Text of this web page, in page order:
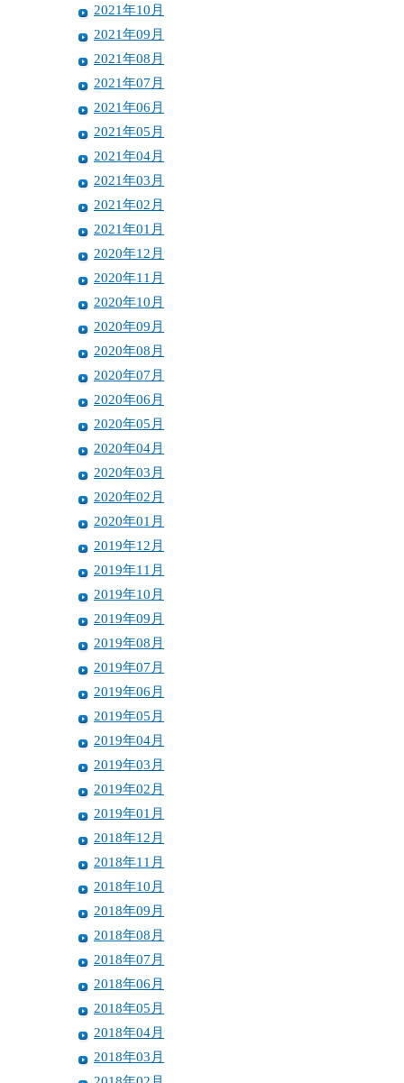
2021年10月
2021年09月
2021年08月
2021年07月
2021年06月
2021年05月
2021年04月
2021年03月
2021年02月
2021年01月
2020年12月
2020年11月
2020年10月
2020年09月
2020年08月
2020年07月
2020年06月
2020年05月
2020年04月
2020年03月
2020年02月
2020年01月
2019年12月
2019年11月
2019年10月
2019年09月
2019年08月
2019年07月
2019年06月
2019年05月
2019年04月
2019年03月
2019年02月
2019年01月
2018年12月
2018年11月
2018年10月
2018年09月
2018年08月
2018年07月
2018年06月
2018年05月
2018年04月
2018年03月